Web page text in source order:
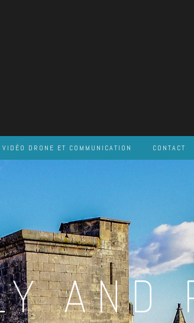
VIDÉO DRONE ET COMMUNICATION CONTACT
AND